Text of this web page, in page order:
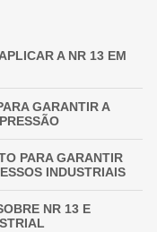
A NR 13 EM
GARANTIR A
PARA GARANTIR
INDUSTRIAIS
NR 13 E